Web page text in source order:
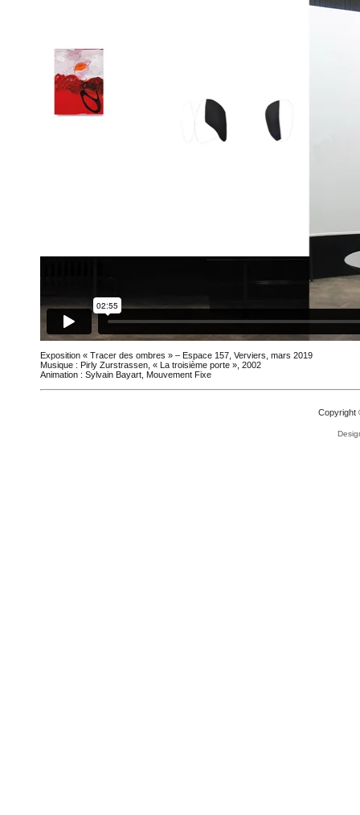
Exposition « Tracer des ombres » – Espace 157, Verviers, mars 2019
Musique : Pirly Zurstrassen, « La troisième porte », 2002
Animation : Sylvain Bayart, Mouvement Fixe
Copyright